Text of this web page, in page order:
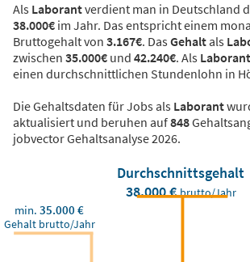
Als Laborantverdient man in Deutschland
38.000€ im Jahr. Das entspricht einem
Bruttogehalt von 3.167€. DasGehaltals
zwischen 35.000€ und 42.240€. Als Laborant
einen durchschnittlichen Stundenlohn in
Die Gehaltsdaten für Jobs als Laborant
aktualisiert und beruhen auf848
jobvector Gehaltsanalyse 2026.
Durchschnittsgehalt
38.000 €brutto/Jahr
min.35.000 €
Gehalt brutto/Jahr